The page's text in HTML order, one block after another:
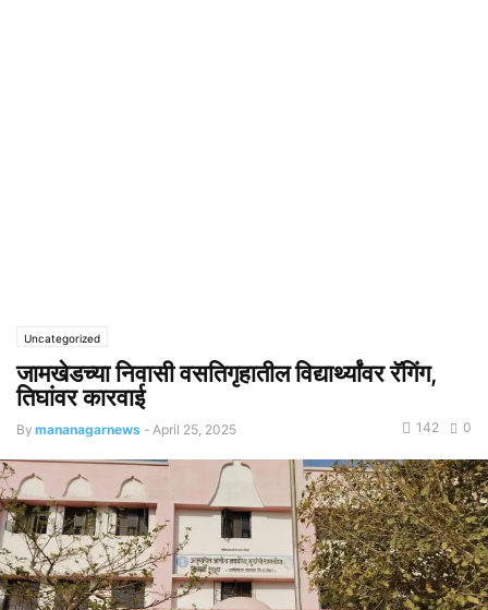
Uncategorized
जामखेडच्या निवासी वसतिगृहातील विद्यार्थ्यांवर रॅगिंग,
तिघांवर कारवाई
By mananagarnews - April 25, 2025 0
142